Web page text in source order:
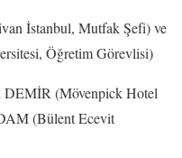
İstanbul, Mutfak Şefi) ve
Öğretim Görevlisi)
DEMİR (Mövenpick Hotel
(Bülent Ecevit